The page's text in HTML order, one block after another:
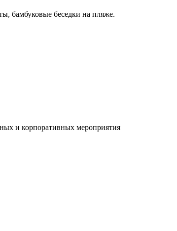
бамбуковые беседки на пляже.
и корпоративных мероприятия